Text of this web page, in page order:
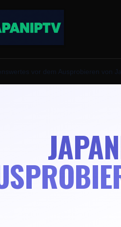
vor dem Ausprobieren von